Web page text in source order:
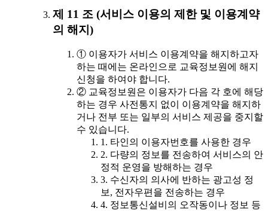
제 11 조 (서비스 이용의 제한 및 이용계약
의 해지)
① 이용자가 서비스 이용계약을 해지하고자
하는 때에는 온라인으로 교육정보원에 해지
신청을 하여야 합니다.
② 교육정보원은 이용자가 다음 각 호에 해당
하는 경우 사전통지 없이 이용계약을 해지하
거나 전부 또는 일부의 서비스 제공을 중지할
수 있습니다.
1. 타인의 이용자번호를 사용한 경우
2. 다량의 정보를 전송하여 서비스의 안
정적 운영을 방해하는 경우
3. 수신자의 의사에 반하는 광고성 정
보, 전자우편을 전송하는 경우
4. 정보통신설비의 오작동이나 정보 등